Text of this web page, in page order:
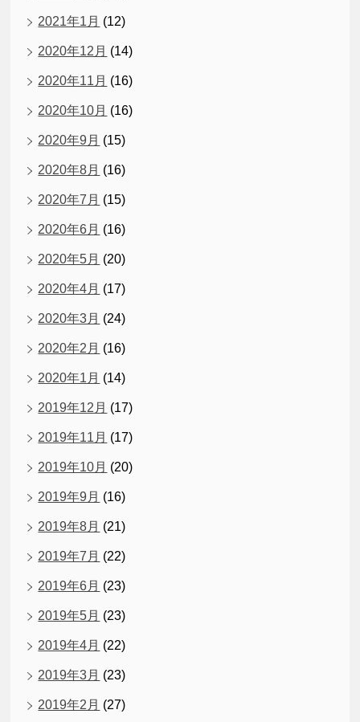
2021年1月 (12)
2020年12月 (14)
2020年11月 (16)
2020年10月 (16)
2020年9月 (15)
2020年8月 (16)
2020年7月 (15)
2020年6月 (16)
2020年5月 (20)
2020年4月 (17)
2020年3月 (24)
2020年2月 (16)
2020年1月 (14)
2019年12月 (17)
2019年11月 (17)
2019年10月 (20)
2019年9月 (16)
2019年8月 (21)
2019年7月 (22)
2019年6月 (23)
2019年5月 (23)
2019年4月 (22)
2019年3月 (23)
2019年2月 (27)